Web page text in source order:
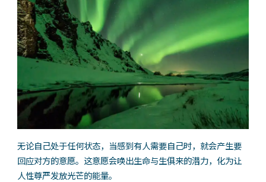
无论自己处于任何状态，当感到有人需要自己时，就会产生要
回应对方的意愿。这意愿会唤出生命与生俱来的潜力，化为让
人性尊严发放光芒的能量。